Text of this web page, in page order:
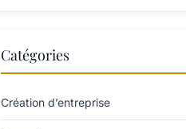
Catégories
Création d’entreprise